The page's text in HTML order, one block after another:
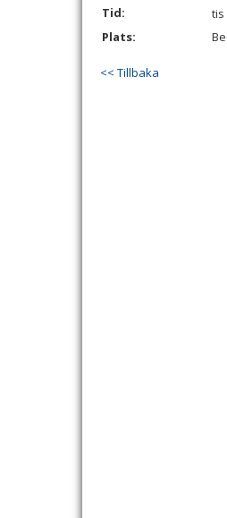
Tid:
tis
Plats:
<< Tillbaka